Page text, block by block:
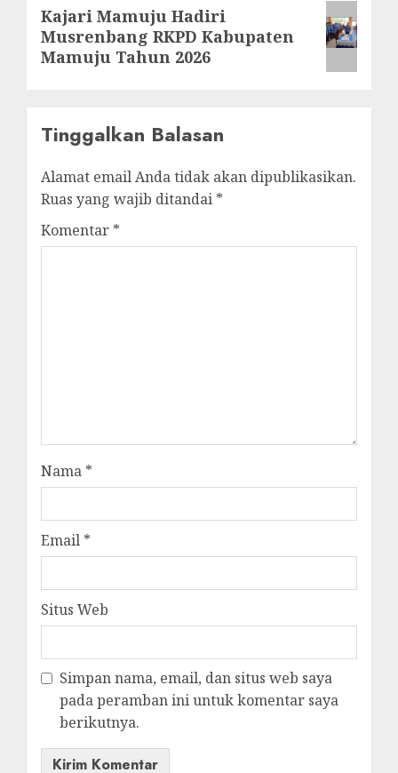
Next
post:
Kajari Mamuju Hadiri
Musrenbang RKPD Kabupaten
Mamuju Tahun 2026
Tinggalkan Balasan
Alamat email Anda tidak akan dipublikasikan.
Ruas yang wajib ditandai *
Komentar *
Nama *
Email *
Situs Web
Simpan nama, email, dan situs web saya
pada peramban ini untuk komentar saya
berikutnya.